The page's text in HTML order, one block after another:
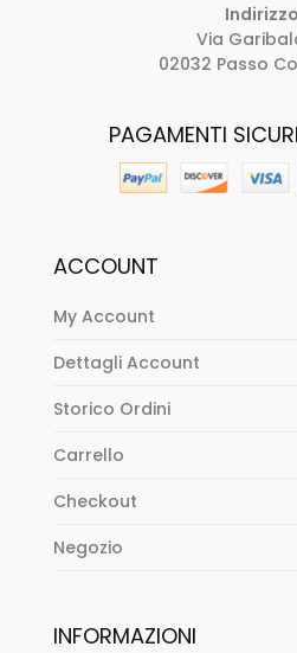
Via
02032 Passo
PAGAMENTI
ACCOUNT
My Account
Dettagli Account
Storico Ordini
Carrello
Checkout
Negozio
INFORMAZIONI